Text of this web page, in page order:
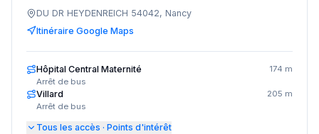
DU DR HEYDENREICH 54042, Nancy
Itinéraire Google Maps
Hôpital Central Maternité
Arrêt de bus
174 m
Villard
Arrêt de bus
205 m
Tous les accès · Points d'intérêt